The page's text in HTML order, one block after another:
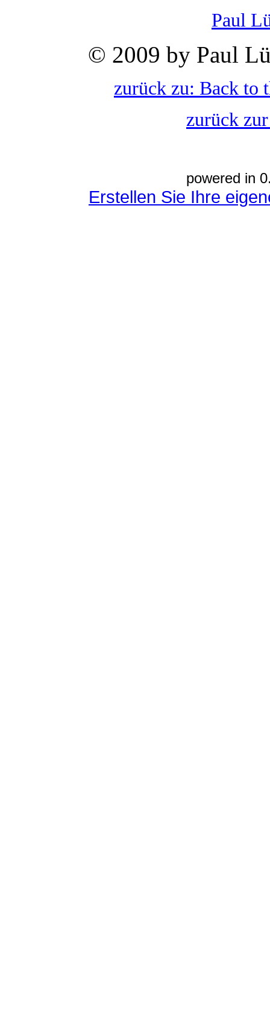
Paul
© 2009 by Paul
zurück zu: Back to
zurück
powered in
Erstellen Sie Ihre